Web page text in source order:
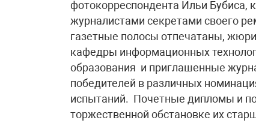
фотокорреспондента Ильи Бубиса,
журналистами секретами своего
газетные полосы отпечатаны,
кафедры информационных
образования и приглашенные
победителей в различных
испытаний. Почетные дипломы и
торжественной обстановке их